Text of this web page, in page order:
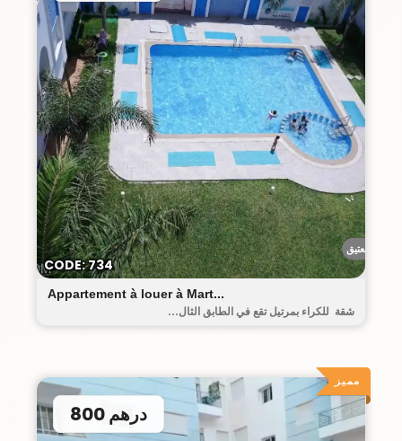
البيت العتيق
Appartement à louer à Mart...
شقة للكراء بمرتيل تقع في الطابق الثال...
CODE: 734
مميز
800 درهم